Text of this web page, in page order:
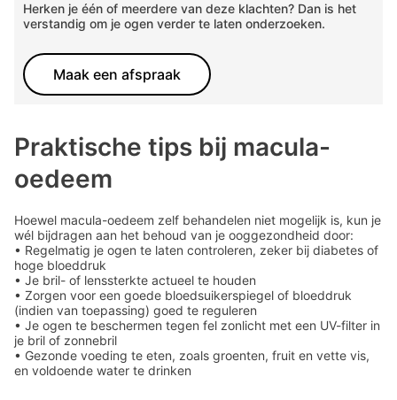
Herken je één of meerdere van deze klachten? Dan is het
verstandig om je ogen verder te laten onderzoeken.
Maak een afspraak
Praktische tips bij macula-
oedeem
Hoewel macula-oedeem zelf behandelen niet mogelijk is, kun je
wél bijdragen aan het behoud van je ooggezondheid door:
• Regelmatig je ogen te laten controleren, zeker bij diabetes of
hoge bloeddruk
• Je bril- of lenssterkte actueel te houden
• Zorgen voor een goede bloedsuikerspiegel of bloeddruk
(indien van toepassing) goed te reguleren
• Je ogen te beschermen tegen fel zonlicht met een UV-filter in
je bril of zonnebril
• Gezonde voeding te eten, zoals groenten, fruit en vette vis,
en voldoende water te drinken